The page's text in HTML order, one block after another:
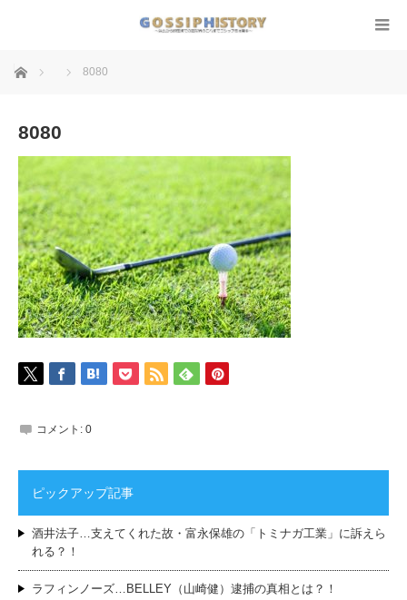
ホーム 8080
8080
コメント: 0
ピックアップ記事
酒井法子…支えてくれた故・富永保雄の「トミナガ工業」に訴えら
れる？！
ラフィンノーズ…BELLEY（山崎健）逮捕の真相とは？！